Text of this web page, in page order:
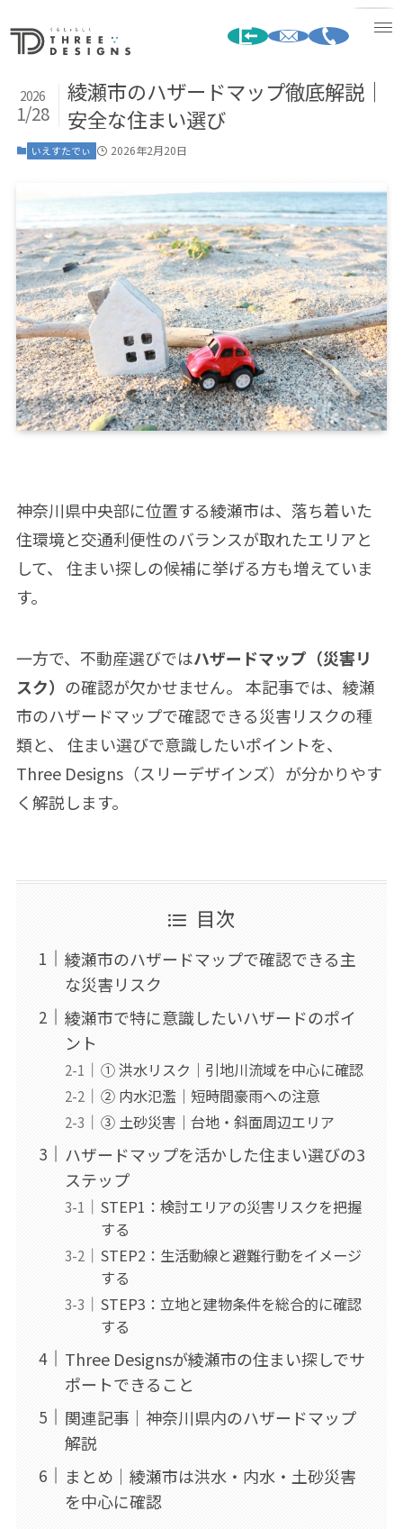
綾瀬市のハザードマップ徹底解説｜
安全な住まい選び
2026
1/28
いえすたでぃ 2026年2月20日
神奈川県中央部に位置する綾瀬市は、落ち着いた
住環境と交通利便性のバランスが取れたエリアと
して、 住まい探しの候補に挙げる方も増えていま
す。
一方で、不動産選びではハザードマップ（災害リ
スク） の確認が欠かせません。 本記事では、綾瀬
市のハザードマップで確認できる災害リスクの種
類と、 住まい選びで意識したいポイントを、
Three Designs（スリーデザインズ）が分かりやす
く解説します。
目次
綾瀬市のハザードマップで確認できる主
な災害リスク
綾瀬市で特に意識したいハザードのポイ
ント
① 洪水リスク｜引地川流域を中心に確認
② 内水氾濫｜短時間豪雨への注意
③ 土砂災害｜台地・斜面周辺エリア
ハザードマップを活かした住まい選びの3
ステップ
STEP1：検討エリアの災害リスクを把握
する
STEP2：生活動線と避難行動をイメージ
する
STEP3：立地と建物条件を総合的に確認
する
Three Designsが綾瀬市の住まい探しでサ
ポートできること
関連記事｜神奈川県内のハザードマップ
解説
まとめ｜綾瀬市は洪水・内水・土砂災害
を中心に確認